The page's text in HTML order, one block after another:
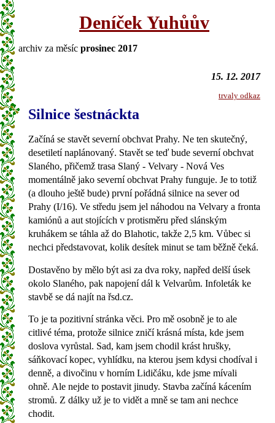
Deníček Yuhůův
archiv za měsíc prosinec 2017
15. 12. 2017
trvaly odkaz
Silnice šestnáckta
Začíná se stavět severní obchvat Prahy. Ne ten skutečný,
desetiletí naplánovaný. Stavět se teď bude severní obchvat
Slaného, přičemž trasa Slaný - Velvary - Nová Ves
momentálně jako severní obchvat Prahy funguje. Je to totiž
(a dlouho ještě bude) první pořádná silnice na sever od
Prahy (I/16). Ve středu jsem jel náhodou na Velvary a fronta
kamiónů a aut stojících v protisměru před slánským
kruhákem se táhla až do Blahotic, takže 2,5 km. Vůbec si
nechci představovat, kolik desítek minut se tam běžně čeká.
Dostavěno by mělo být asi za dva roky, napřed delší úsek
okolo Slaného, pak napojení dál k Velvarům. Infoleták ke
stavbě se dá najít na řsd.cz.
To je ta pozitivní stránka věci. Pro mě osobně je to ale
citlivé téma, protože silnice zničí krásná místa, kde jsem
doslova vyrůstal. Sad, kam jsem chodil krást hrušky,
sáňkovací kopec, vyhlídku, na kterou jsem kdysi chodíval i
denně, a divočinu v horním Lidičáku, kde jsme mívali
ohně. Ale nejde to postavit jinudy. Stavba začíná kácením
stromů. Z dálky už je to vidět a mně se tam ani nechce
chodit.